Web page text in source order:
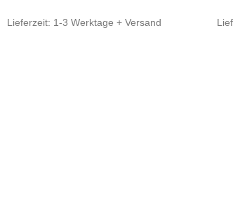
Lieferzeit: 1-3 Werktage + Versand